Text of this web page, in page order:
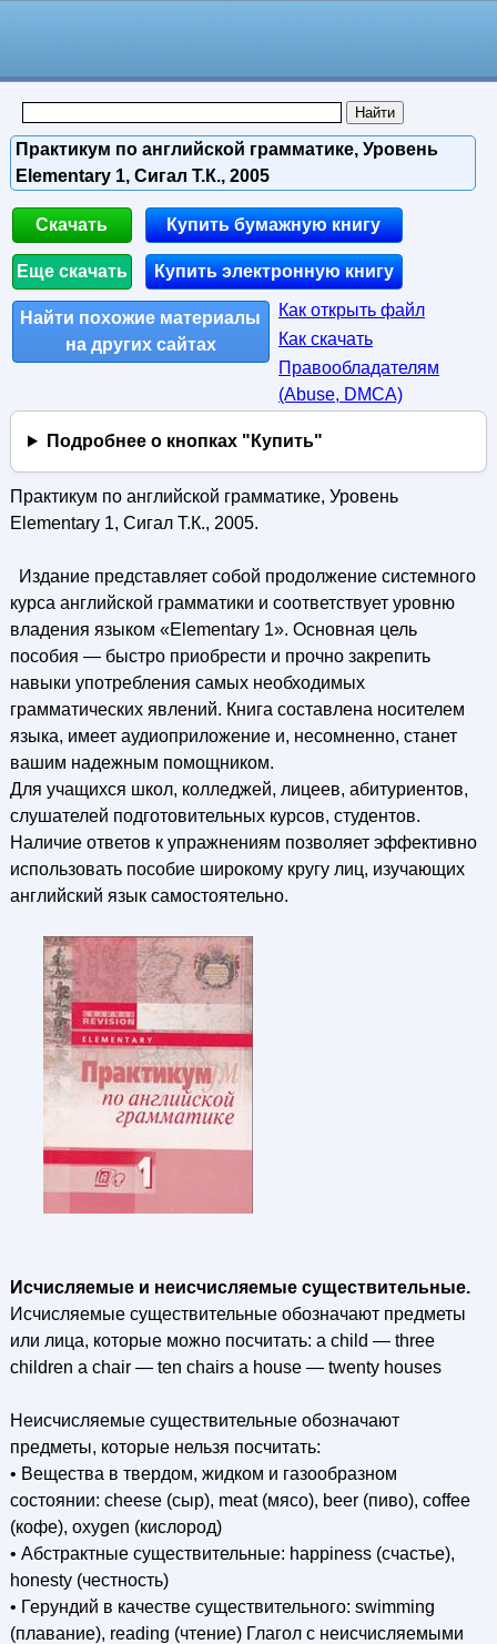
Практикум по английской грамматике, Уровень
Elementary 1, Сигал Т.К., 2005
Скачать
Еще скачать
Купить бумажную книгу
Купить электронную книгу
Найти похожие материалы
на других сайтах
Как открыть файл
Как скачать
Правообладателям
(Abuse, DMСA)
Подробнее о кнопках "Купить"
Практикум по английской грамматике, Уровень
Elementary 1, Сигал Т.К., 2005.
Издание представляет собой продолжение системного
курса английской грамматики и соответствует уровню
владения языком «Elementary 1». Основная цель
пособия — быстро приобрести и прочно закрепить
навыки употребления самых необходимых
грамматических явлений. Книга составлена носителем
языка, имеет аудиоприложение и, несомненно, станет
вашим надежным помощником.
Для учащихся школ, колледжей, лицеев, абитуриентов,
слушателей подготовительных курсов, студентов.
Наличие ответов к упражнениям позволяет эффективно
использовать пособие широкому кругу лиц, изучающих
английский язык самостоятельно.
Исчисляемые и неисчисляемые существительные.
Исчисляемые существительные обозначают предметы
или лица, которые можно посчитать: a child — three
children a chair — ten chairs a house — twenty houses
Неисчисляемые существительные обозначают
предметы, которые нельзя посчитать:
• Вещества в твердом, жидком и газообразном
состоянии: cheese (сыр), meat (мясо), beer (пиво), coffee
(кофе), oxygen (кислород)
• Абстрактные существительные: happiness (счастье),
honesty (честность)
• Герундий в качестве существительного: swimming
(плавание), reading (чтение) Глагол с неисчисляемыми